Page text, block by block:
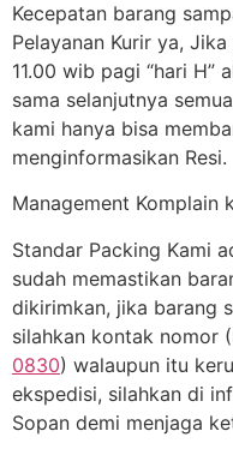
Kecepatan barang
Pelayanan Kurir ya,
11.00 wib pagi “hari H”
sama selanjutnya
kami hanya bisa
menginformasikan Resi.
Management Komplain
Standar Packing Kami
sudah memastikan
dikirimkan, jika barang
silahkan kontak nomor
0830) walaupun itu
ekspedisi, silahkan di
Sopan demi menjaga